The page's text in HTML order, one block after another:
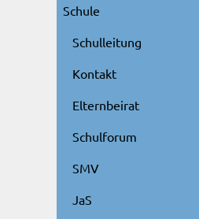
Schule
Schulleitung
Kontakt
Elternbeirat
Schulforum
SMV
JaS